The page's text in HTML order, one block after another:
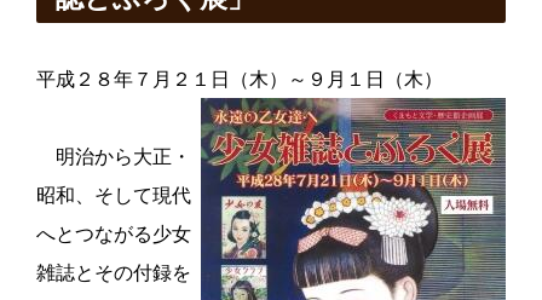
平成２８年７月２１日（木）～９月１日（木）
明治から大正・
昭和、そして現代
へとつながる少女
雑誌とその付録を